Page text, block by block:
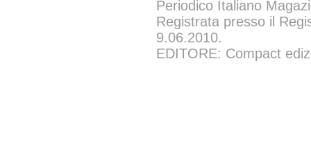
Periodico Italiano
Registrata presso il
9.06.2010.
EDITORE: Compact